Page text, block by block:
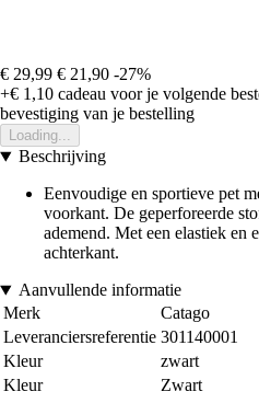
€ 29,99 € 21,90 -27%
+€ 1,10 cadeau voor je volgende
bevestiging van je bestelling
Loading...
Beschrijving
Eenvoudige en sportieve pet
voorkant. De geperforeerde
ademend. Met een elastiek en
achterkant.
Aanvullende informatie
Merk
Catago
Leveranciersreferentie 301140001
Kleur
zwart
Kleur
Zwart